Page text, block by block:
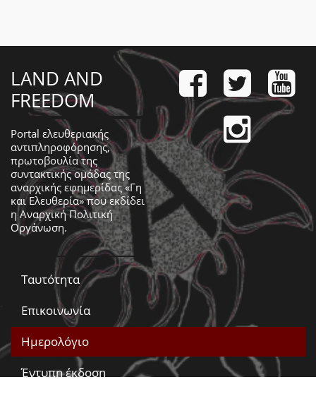
LAND AND
FREEDOM
Portal ελευθεριακής
αντιπληροφόρησης,
πρωτοβουλία της
συντακτικής ομάδας της
αναρχικής εφημερίδας «Γη
και Ελευθερία» που εκδίδει
ηΑναρχική Πολιτική
Οργάνωση.
Ταυτότητα
Επικοινωνία
Ημερολόγιο
Έντυπη έκδοση